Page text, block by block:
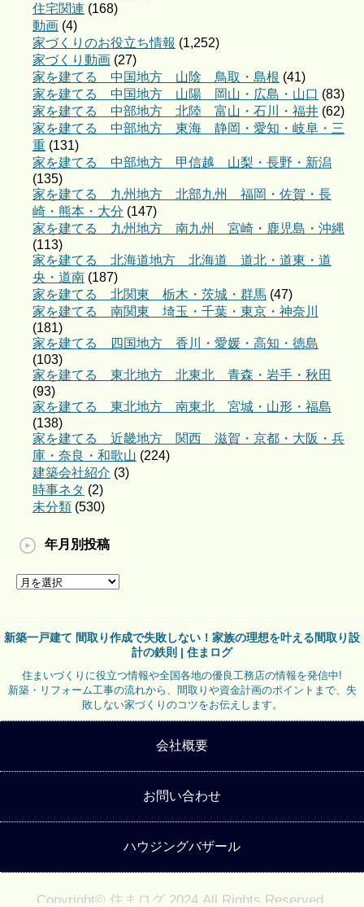
住宅関連 (168)
動画 (4)
家づくりのお役立ち情報 (1,252)
家づくり動画 (27)
家を建てる 中国地方 山陰 鳥取・島根 (41)
家を建てる 中国地方 山陽 岡山・広島・山口 (83)
家を建てる 中部地方 北陸 富山・石川・福井 (62)
家を建てる 中部地方 東海 静岡・愛知・岐阜・三
重 (131)
家を建てる 中部地方 甲信越 山梨・長野・新潟
(135)
家を建てる 九州地方 北部九州 福岡・佐賀・長
崎・熊本・大分 (147)
家を建てる 九州地方 南九州 宮崎・鹿児島・沖縄
(113)
家を建てる 北海道地方 北海道 道北・道東・道
央・道南 (187)
家を建てる 北関東 栃木・茨城・群馬 (47)
家を建てる 南関東 埼玉・千葉・東京・神奈川
(181)
家を建てる 四国地方 香川・愛媛・高知・徳島
(103)
家を建てる 東北地方 北東北 青森・岩手・秋田
(93)
家を建てる 東北地方 南東北 宮城・山形・福島
(138)
家を建てる 近畿地方 関西 滋賀・京都・大阪・兵
庫・奈良・和歌山 (224)
建築会社紹介 (3)
時事ネタ (2)
未分類 (530)
年月別投稿
新築一戸建て 間取り作成で失敗しない！家族の理想を叶える間取り設
計の鉄則 | 住まログ
住まいづくりに役立つ情報や全国各地の優良工務店の情報を発信中!
新築・リフォーム工事の流れから、間取りや資金計画のポイントまで、失
敗しない家づくりのコツをお伝えします。
会社概要
お問い合わせ
ハウジングバザール
Copyright© 住まログ 2024 All Rights Reserved.